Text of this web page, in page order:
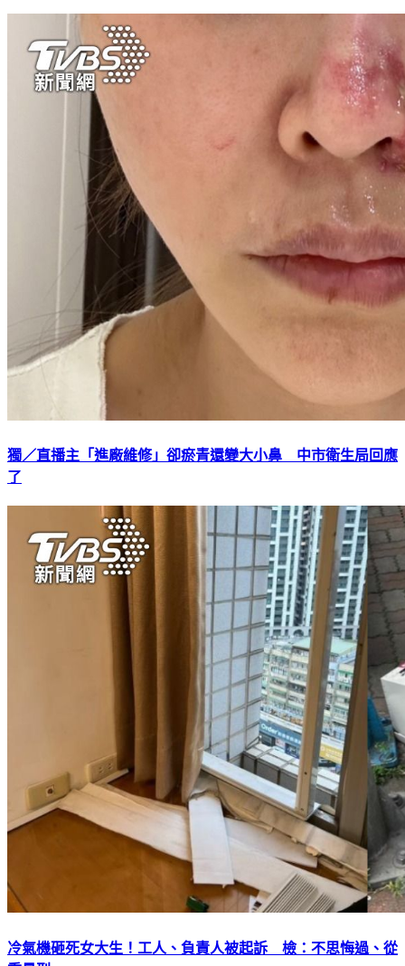
獨／直播主「進廠維修」卻瘀青還變大小鼻 中市衛生局回應
了
冷氣機砸死女大生！工人、負責人被起訴 檢：不思悔過、從